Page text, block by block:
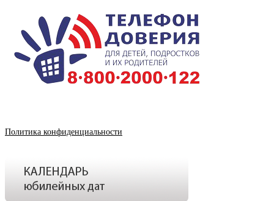
Политика конфиденциальности